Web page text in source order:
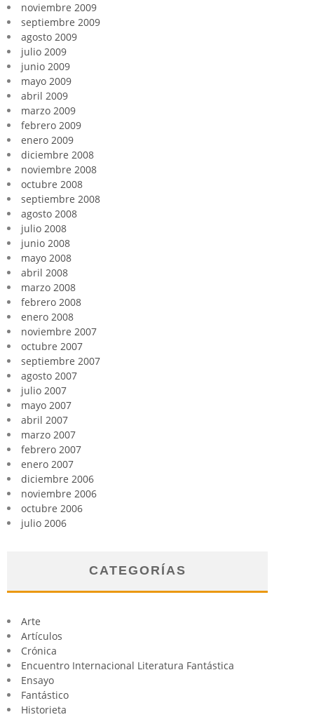
noviembre 2009
septiembre 2009
agosto 2009
julio 2009
junio 2009
mayo 2009
abril 2009
marzo 2009
febrero 2009
enero 2009
diciembre 2008
noviembre 2008
octubre 2008
septiembre 2008
agosto 2008
julio 2008
junio 2008
mayo 2008
abril 2008
marzo 2008
febrero 2008
enero 2008
noviembre 2007
octubre 2007
septiembre 2007
agosto 2007
julio 2007
mayo 2007
abril 2007
marzo 2007
febrero 2007
enero 2007
diciembre 2006
noviembre 2006
octubre 2006
julio 2006
CATEGORÍAS
Arte
Artículos
Crónica
Encuentro Internacional Literatura Fantástica
Ensayo
Fantástico
Historieta